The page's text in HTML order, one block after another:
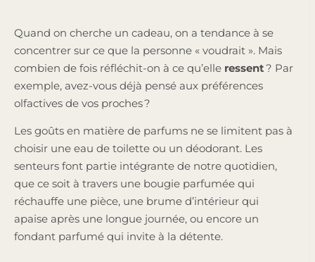
Quand on cherche un cadeau, on a tendance à se
concentrer sur ce que la personne « voudrait ». Mais
combien de fois réfléchit-on à ce qu’elle ressent? Par
exemple, avez-vous déjà pensé aux préférences
olfactives de vos proches ?
Les goûts en matière de parfums ne se limitent pas à
choisir une eau de toilette ou un déodorant. Les
senteurs font partie intégrante de notre quotidien,
que ce soit à travers une bougie parfumée qui
réchauffe une pièce, une brume d’intérieur qui
apaise après une longue journée, ou encore un
fondant parfumé qui invite à la détente.